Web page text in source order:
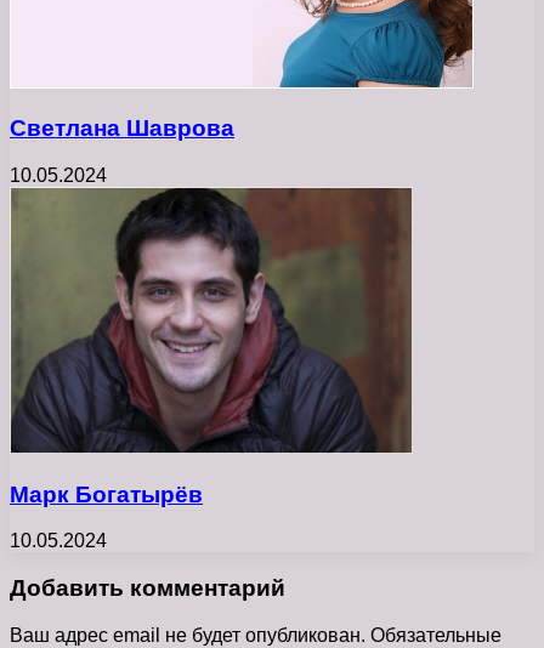
Светлана Шаврова
10.05.2024
Марк Богатырёв
10.05.2024
Добавить комментарий
Ваш адрес email не будет опубликован. Обязательные